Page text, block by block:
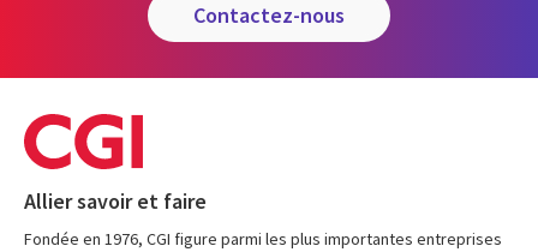
contactez-nous
Allier savoir et faire
Fondée en 1976, CGI figure parmi les plus importantes entreprises